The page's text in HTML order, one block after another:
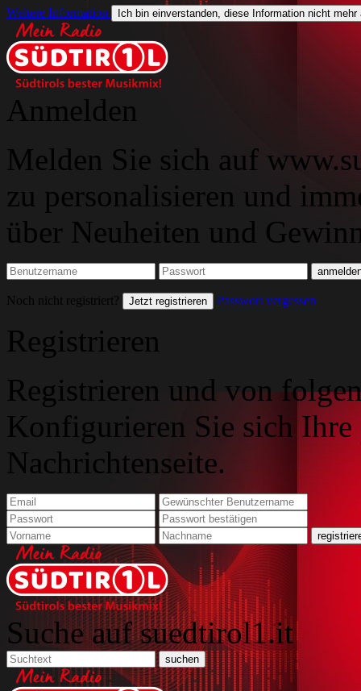
Weitere Information Ich bin einverstanden, diese Information nicht mehr
Anmelden
Melden Sie sich auf
zu personalisieren und
über Neuheiten und
Noch nicht registriert? Jetzt registrieren Passwort vergessen
Registrieren
Registrieren und von
Konfigurieren Sie sich
Nachrichtenseite.
Suche auf suedtirol1.it